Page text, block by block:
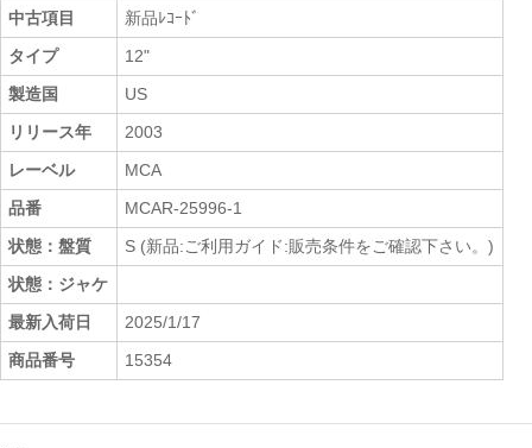
中古項目
新品ﾚｺｰﾄﾞ
タイプ
12"
製造国
US
リリース年
2003
レーベル
MCA
品番
MCAR-25996-1
状態：盤質
S (新品:ご利用ガイド:販売条件をご確認下さい。)
状態：ジャケ
最新入荷日
2025/1/17
商品番号
15354